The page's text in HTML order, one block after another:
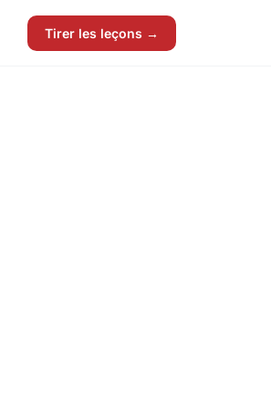
Tirer les leçons →